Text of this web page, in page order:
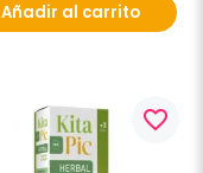
Añadir al carrito
favorite_border